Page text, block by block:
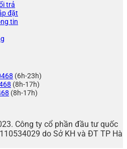
trả
đặt
tin
(6h-23h)
(8h-17h)
(8h-17h)
Công ty cổ phần đầu tư quốc
do Sở KH và ĐT TP Hà